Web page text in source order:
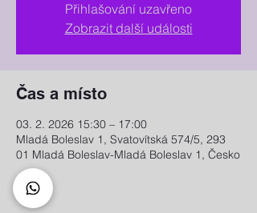
Přihlašování uzavřeno
Zobrazit další události
Čas a místo
03. 2. 2026 15:30 – 17:00
Mladá Boleslav 1, Svatovítská 574/5, 293
01 Mladá Boleslav-Mladá Boleslav 1, Česko